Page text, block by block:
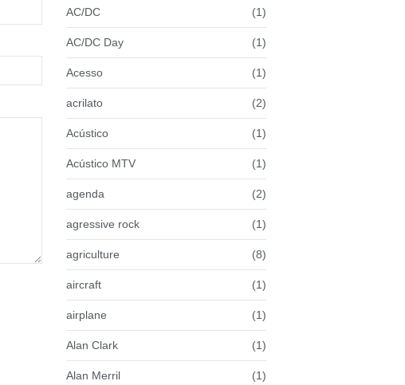
AC/DC (1)
AC/DC Day (1)
Acesso (1)
acrilato (2)
Acústico (1)
Acústico MTV (1)
agenda (2)
agressive rock (1)
agriculture (8)
aircraft (1)
airplane (1)
Alan Clark (1)
Alan Merril (1)